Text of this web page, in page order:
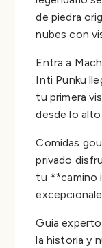
de piedra
nubes con
Entra a
Inti Punku
tu primera
desde lo
Comidas
privado
tu **camino
Guia
la historia y